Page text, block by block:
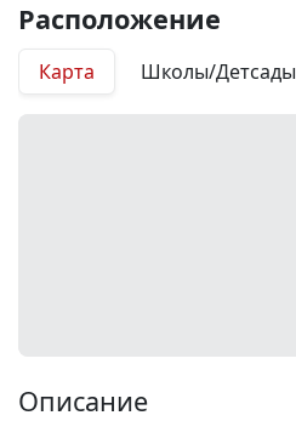
Расположение
Карта Школы/Детсады
Описание